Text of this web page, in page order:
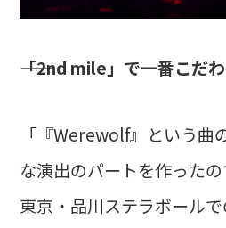
――「2nd mile」で一番こだ
「『Werewolf』という曲
な演出のパートを作った
東京・品川ステラボール